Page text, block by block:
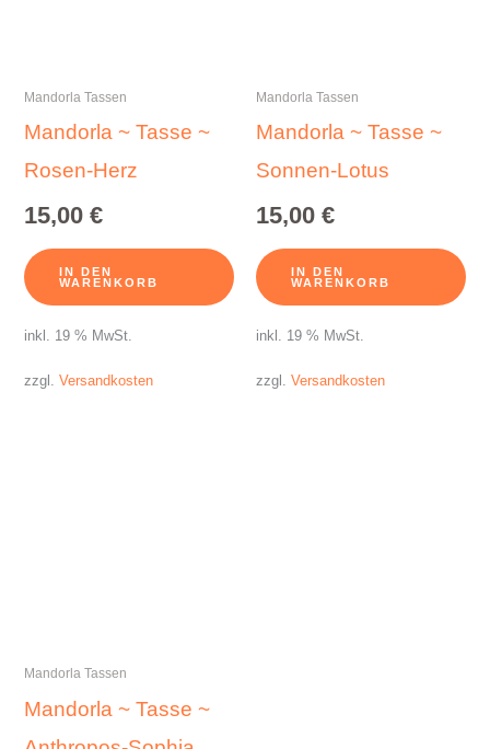
Mandorla Tassen
Mandorla ~ Tasse ~
Rosen-Herz
15,00€
IN DEN
WARENKORB
inkl. 19 % MwSt.
zzgl.Versandkosten
Mandorla Tassen
Mandorla ~ Tasse ~
Sonnen-Lotus
15,00 €
IN DEN
WARENKORB
inkl. 19 % MwSt.
zzgl. Versandkosten
Mandorla Tassen
Mandorla ~ Tasse ~